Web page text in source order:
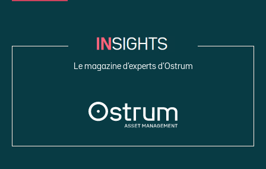
Le magazine d’experts d’Ostrum